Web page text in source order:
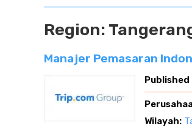
Region:
Manajer Pemasaran
Published
Wilayah: